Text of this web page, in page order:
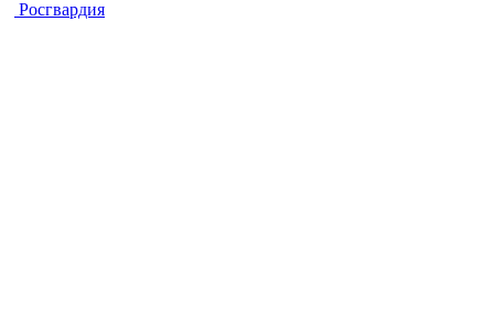
Росгвардия